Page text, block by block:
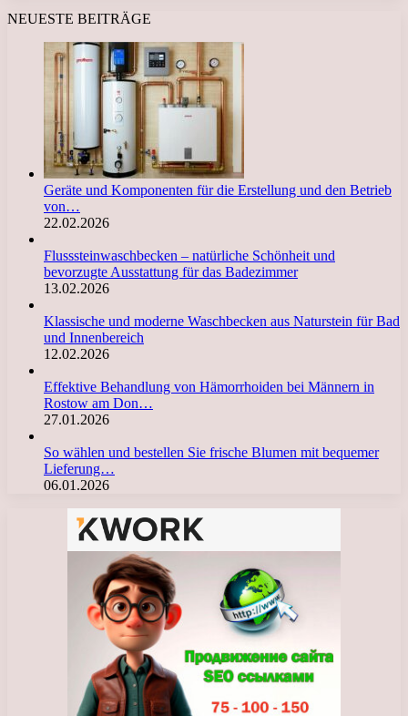
NEUESTE BEITRÄGE
Geräte und Komponenten für die Erstellung und den Betrieb
von…
22.02.2026
Flusssteinwaschbecken – natürliche Schönheit und
bevorzugte Ausstattung für das Badezimmer
13.02.2026
Klassische und moderne Waschbecken aus Naturstein für Bad
und Innenbereich
12.02.2026
Effektive Behandlung von Hämorrhoiden bei Männern in
Rostow am Don…
27.01.2026
So wählen und bestellen Sie frische Blumen mit bequemer
Lieferung…
06.01.2026